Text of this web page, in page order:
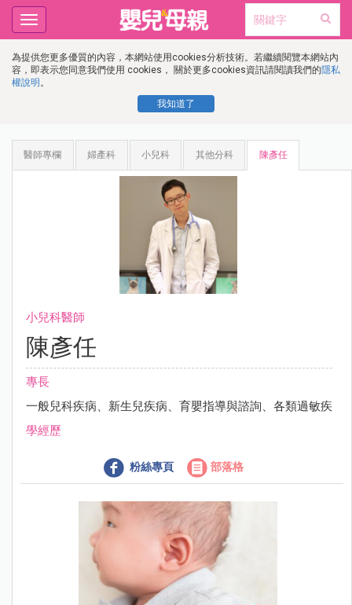
為提供您更多優質的內容，本網站使用cookies分析技術。若繼續閱覽本網站內
容，即表示您同意我們使用 cookies， 關於更多cookies資訊請閱讀我們的隱私
權說明 。
我知道了
Toggle
navigation
醫師專欄 婦產科 小兒科 其他分科 陳彥任
小兒科醫師
陳彥任
專長
一般兒科疾病、新生兒疾病、育嬰指導與諮詢、各類過敏疾
學經歷
粉絲專頁 部落格